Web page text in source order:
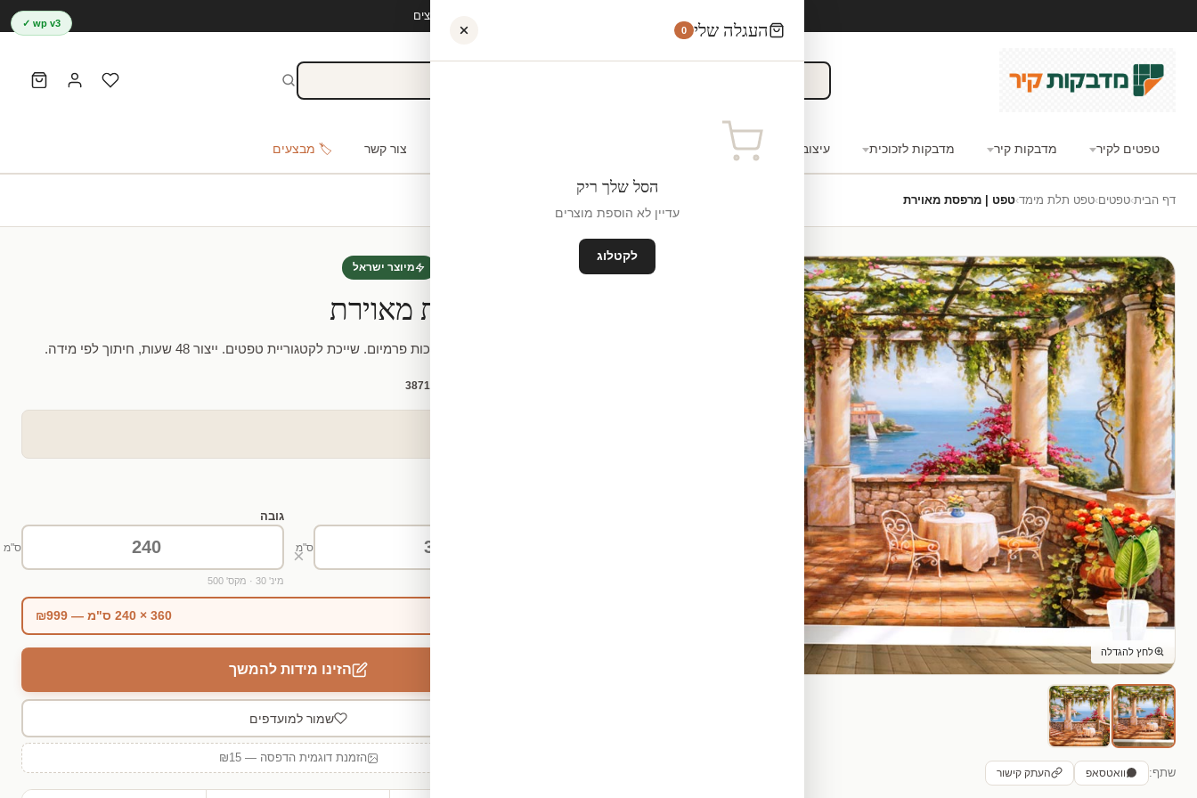
טפטים לקיר מדבקות קיר מדבקות לזכוכית עיצוב אישי לקוחות עסקיים צור קשר 🏷️ מבצעים
wp v3 ✓
דף הבית›טפטים›טפט תלת מימד›טפט | מרפסת מאוירת
לחץ להגדלה
שתף: וואטסאפ העתק קישור
מיוצר ישראל
טפט | מרפסת מאוירת
טפט | מרפסת מאוירת באיכות פרמיום. שייכת לקטגוריית טפטים. ייצור 48 שעות, חיתוך לפי מידה.
3871
ס"מ
×
גובה
ס"מ
מינ' 30 · מקס' 500
360 × 240 ס"מ — ₪999
הזינו מידות להמשך
שמור למועדפים
הזמנת דוגמית הדפסה — ₪15
העגלה שלי 0
הסל שלך ריק
עדיין לא הוספת מוצרים
לקטלוג